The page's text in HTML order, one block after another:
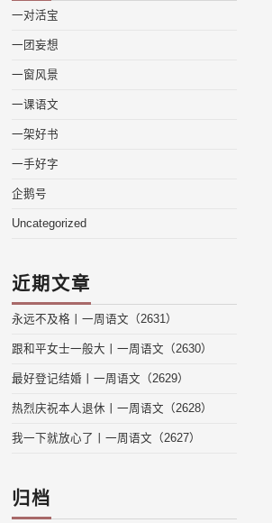
一对活宝
一团妄想
一窗风景
一课语文
一架好书
一手好字
企鹅号
Uncategorized
近期文章
永远不及格丨一周语文（2631）
跟和平女士一般大丨一周语文（2630）
最好登记结婚丨一周语文（2629）
热烈庆祝本人退休丨一周语文（2628）
我一下就放心了丨一周语文（2627）
归档